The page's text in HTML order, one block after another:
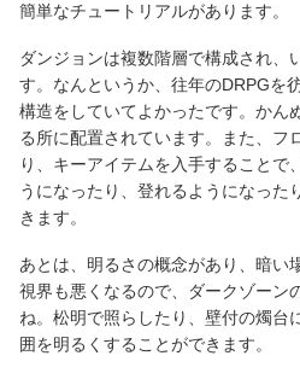
簡単なチュートリアルがあります。
ダンジョンは複数階層で構成され、
す。なんというか、往年のDRPGを
構造をしていてよかったです。かん
る所に配置されています。また、フ
り、キーアイテムを入手することで
うになったり、登れるようになった
きます。
あとは、明るさの概念があり、暗い
視界も悪くなるので、ダークゾーン
ね。松明で照らしたり、壁付の燭台
囲を明るくすることができます。